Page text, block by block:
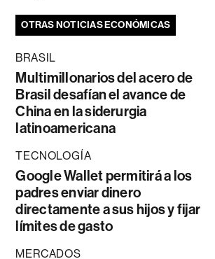
OTRAS NOTICIAS ECONÓMICAS
BRASIL
Multimillonarios del acero de
Brasil desafían el avance de
China en la siderurgia
latinoamericana
TECNOLOGÍA
Google Wallet permitirá a los
padres enviar dinero
directamente a sus hijos y fijar
límites de gasto
MERCADOS